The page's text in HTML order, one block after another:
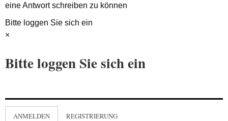
eine Antwort schreiben zu können
Bitte loggen Sie sich ein
×
Bitte loggen Sie sich ein
ANMELDEN REGISTRIERUNG